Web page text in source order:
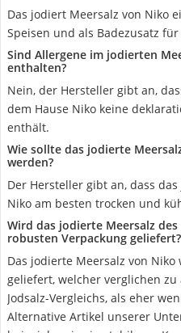
Das jodiert Meersalz von Niko
Speisen und als Badezusatz
Sind Allergene im jodierten
enthalten?
Nein, der Hersteller gibt an,
dem Hause Niko keine
enthält.
Wie sollte das jodierte
werden?
Der Hersteller gibt an, dass
Niko am besten trocken und
Wird das jodierte Meersalz
robusten Verpackung geliefert?
Das jodierte Meersalz von
geliefert, welcher verglichen
Jodsalz-Vergleichs, als eher
Alternative Artikel unserer